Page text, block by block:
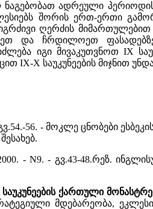
ადრეული
შორის ერთ-ერთი
ღერძის
და ჩრდილოეთ
იგი მივაკუთვნოთ IX
IX-X საუკუნეების მიჯნით
56. - მოკლე ცნობები
- N9. - გვ.43-48.რეზ.
ქართული
მდებარეობა,